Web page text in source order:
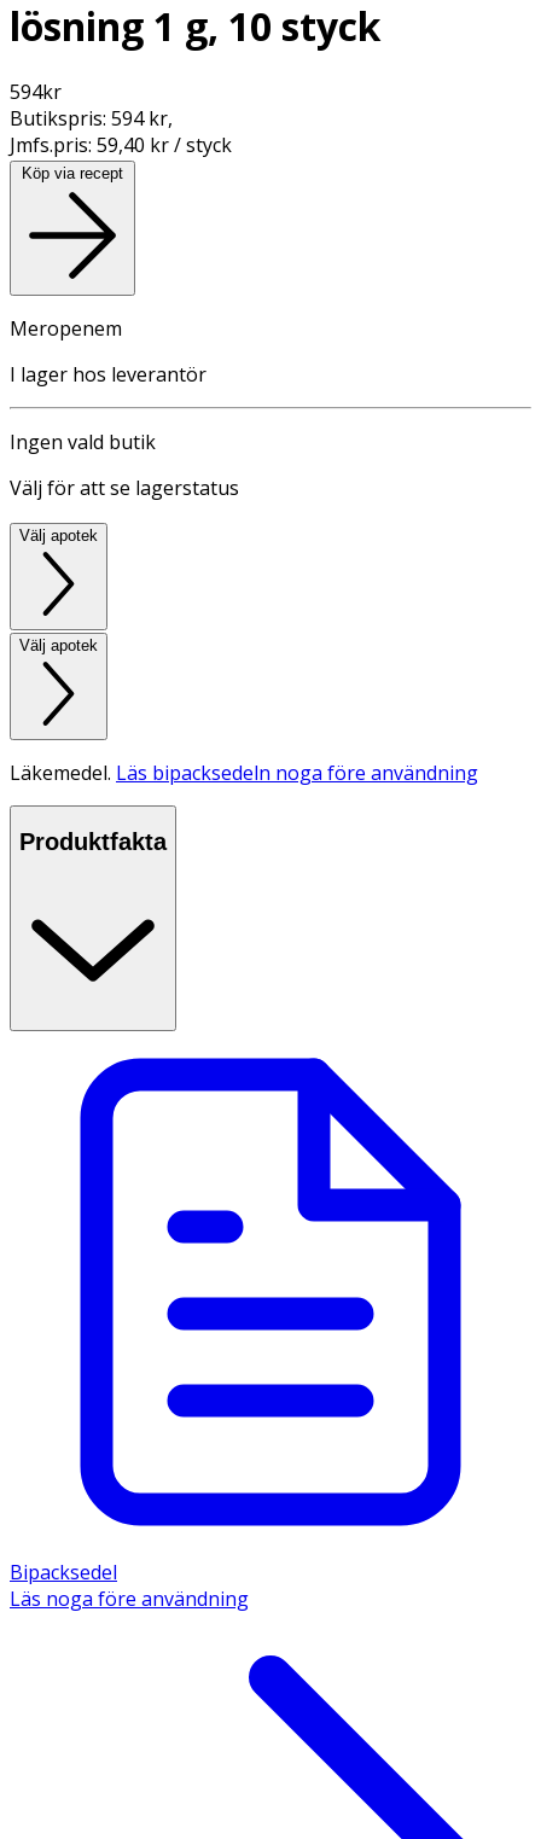
lösning 1 g, 10 styck
594kr
Butikspris: 594 kr,
Jmfs.pris: 59,40 kr / styck
Köp via recept
Meropenem
I lager hos leverantör
Ingen vald butik
Välj för att se lagerstatus
Välj apotek
Välj apotek
Läkemedel. Läs bipacksedeln noga före användning
Produktfakta
Bipacksedel
Läs noga före användning